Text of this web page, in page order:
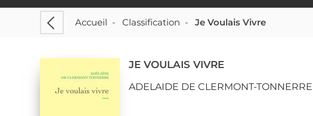
Accueil - Classification - Je Voulais Vivre
JE VOULAIS VIVRE
ADELAIDE DE CLERMONT-TONNERRE